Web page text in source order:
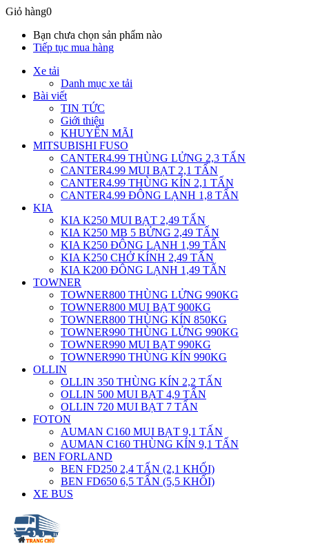
Giỏ hàng0
Bạn chưa chọn sản phẩm nào
Tiếp tục mua hàng
Xe tải
Danh mục xe tải
Bài viết
TIN TỨC
Giới thiệu
KHUYẾN MÃI
MITSUBISHI FUSO
CANTER4.99 THÙNG LỬNG 2,3 TẤN
CANTER4.99 MUI BẠT 2,1 TẤN
CANTER4.99 THÙNG KÍN 2,1 TẤN
CANTER4.99 ĐÔNG LẠNH 1,8 TẤN
KIA
KIA K250 MUI BẠT 2,49 TẤN
KIA K250 MB 5 BỬNG 2,49 TẤN
KIA K250 ĐÔNG LẠNH 1,99 TẤN
KIA K250 CHỞ KÍNH 2,49 TẤN
KIA K200 ĐÔNG LẠNH 1,49 TẤN
TOWNER
TOWNER800 THÙNG LỬNG 990KG
TOWNER800 MUI BẠT 900KG
TOWNER800 THÙNG KÍN 850KG
TOWNER990 THÙNG LỬNG 990KG
TOWNER990 MUI BẠT 990KG
TOWNER990 THÙNG KÍN 990KG
OLLIN
OLLIN 350 THÙNG KÍN 2,2 TẤN
OLLIN 500 MUI BẠT 4,9 TẤN
OLLIN 720 MUI BẠT 7 TẤN
FOTON
AUMAN C160 MUI BẠT 9,1 TẤN
AUMAN C160 THÙNG KÍN 9,1 TẤN
BEN FORLAND
BEN FD250 2,4 TẤN (2,1 KHỐI)
BEN FD650 6,5 TẤN (5,5 KHỐI)
XE BUS